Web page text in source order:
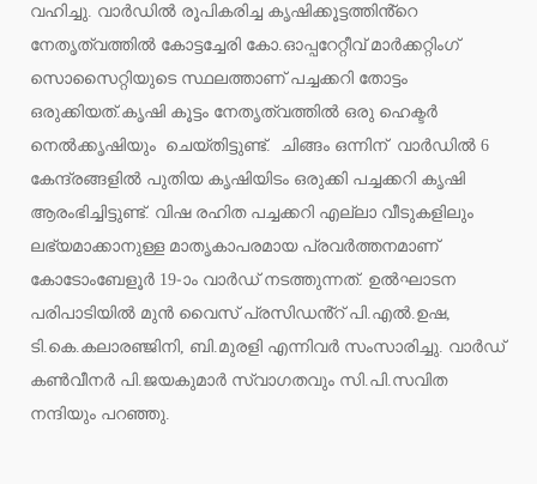
വഹിച്ചു. വാർഡിൽ രൂപികരിച്ച കൃഷിക്കൂട്ടത്തിൻ്റെ
നേതൃത്വത്തിൽ കോട്ടച്ചേരി കോ.ഓപ്പറേറ്റീവ് മാർക്കറ്റിംഗ്
സൊസൈറ്റിയുടെ സ്ഥലത്താണ് പച്ചക്കറി തോട്ടം
ഒരുക്കിയത്.കൃഷി കൂട്ടം നേതൃത്വത്തിൽ ഒരു ഹെക്ടർ
നെൽക്കൃഷിയും ചെയ്തിട്ടുണ്ട്. ചിങ്ങം ഒന്നിന് വാർഡിൽ 6
കേന്ദ്രങ്ങളിൽ പുതിയ കൃഷിയിടം ഒരുക്കി പച്ചക്കറി കൃഷി
ആരംഭിച്ചിട്ടുണ്ട്. വിഷ രഹിത പച്ചക്കറി എല്ലാ വീടുകളിലും
ലഭ്യമാക്കാനുള്ള മാതൃകാപരമായ പ്രവർത്തനമാണ്
കോടോംബേളൂർ 19-ാം വാർഡ് നടത്തുന്നത്. ഉൽഘാടന
പരിപാടിയിൽ മുൻ വൈസ് പ്രസിഡൻ്റ് പി.എൽ.ഉഷ,
ടി.കെ.കലാരഞ്ജിനി, ബി.മുരളി എന്നിവർ സംസാരിച്ചു. വാർഡ്
കൺവീനർ പി.ജയകുമാർ സ്വാഗതവും സി.പി.സവിത
നന്ദിയും പറഞ്ഞു.